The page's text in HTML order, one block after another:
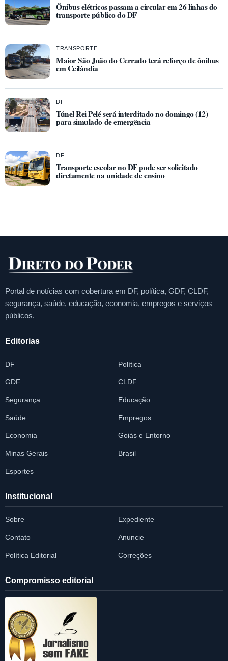
Ônibus elétricos passam a circular em 26 linhas do
transporte público do DF
TRANSPORTE
Maior São João do Cerrado terá reforço de ônibus
em Ceilândia
DF
Túnel Rei Pelé será interditado no domingo (12)
para simulado de emergência
DF
Transporte escolar no DF pode ser solicitado
diretamente na unidade de ensino
Portal de notícias com cobertura em DF, política, GDF, CLDF,
segurança, saúde, educação, economia, empregos e serviços
públicos.
Editorias
DF Política
GDF CLDF
Segurança Educação
Saúde Empregos
Economia Goiás e Entorno
Minas Gerais Brasil
Esportes
Institucional
Sobre Expediente
Contato Anuncie
Política Editorial Correções
Compromisso editorial